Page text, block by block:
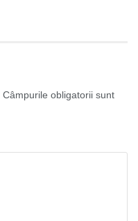
Câmpurile obligatorii sunt